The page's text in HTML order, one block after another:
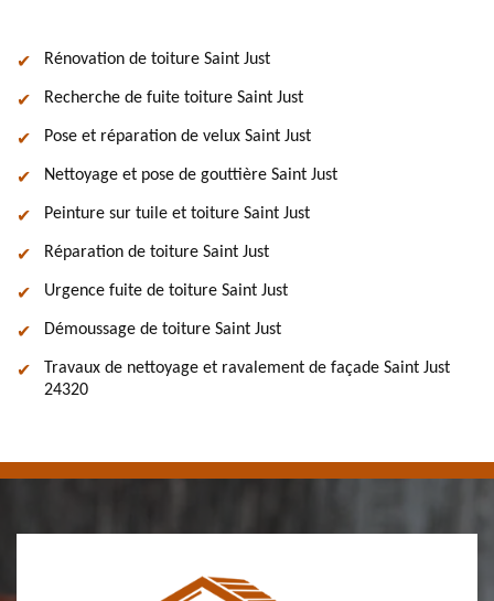
Rénovation de toiture Saint Just
Recherche de fuite toiture Saint Just
Pose et réparation de velux Saint Just
Nettoyage et pose de gouttière Saint Just
Peinture sur tuile et toiture Saint Just
Réparation de toiture Saint Just
Urgence fuite de toiture Saint Just
Démoussage de toiture Saint Just
Travaux de nettoyage et ravalement de façade Saint Just
24320